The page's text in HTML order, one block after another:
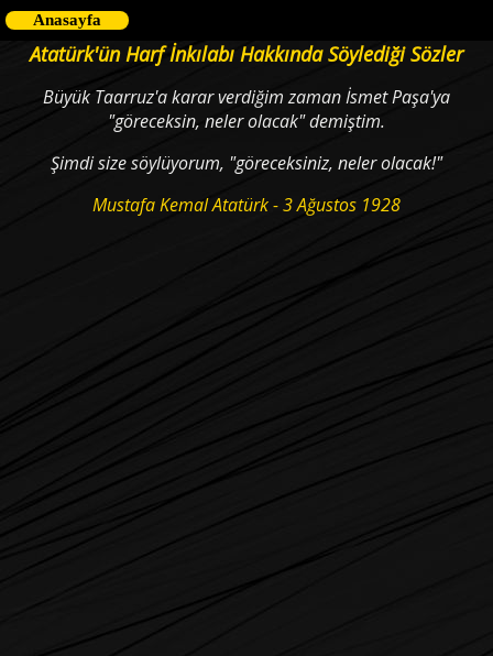
Anasayfa
Atatürk'ün Harf İnkılabı Hakkında Söylediği Sözler
Büyük Taarruz'a karar verdiğim zaman İsmet Paşa'ya
"göreceksin, neler olacak" demiştim.
Şimdi size söylüyorum, "göreceksiniz, neler olacak!"
Mustafa Kemal Atatürk - 3 Ağustos 1928